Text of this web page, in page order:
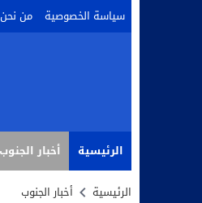
سياسة الخصوصية من نحن
الرئيسية أخبار الجنوب
الرئيسية أخبار الجنوب